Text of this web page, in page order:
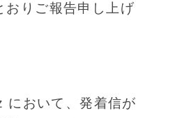
おりご報告申し上げ
おいて、発着信が